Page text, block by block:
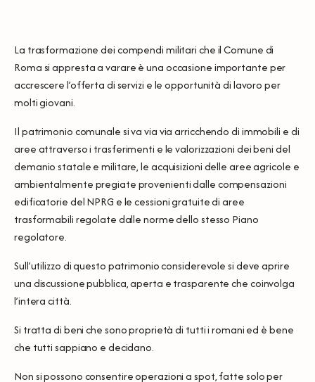
La trasformazione dei compendi militari che il Comune di
Roma si appresta a varare è una occasione importante per
accrescere l’offerta di servizi e le opportunità di lavoro per
molti giovani.
Il patrimonio comunale si va via via arricchendo di immobili e di
aree attraverso i trasferimenti e le valorizzazioni dei beni del
demanio statale e militare, le acquisizioni delle aree agricole e
ambientalmente pregiate provenienti dalle compensazioni
edificatorie del NPRG e le cessioni gratuite di aree
trasformabili regolate dalle norme dello stesso Piano
regolatore.
Sull’utilizzo di questo patrimonio considerevole si deve aprire
una discussione pubblica, aperta e trasparente che coinvolga
l’intera città.
Si tratta di beni che sono proprietà di tutti i romani ed è bene
che tutti sappiano e decidano.
Non si possono consentire operazioni a spot, fatte solo per